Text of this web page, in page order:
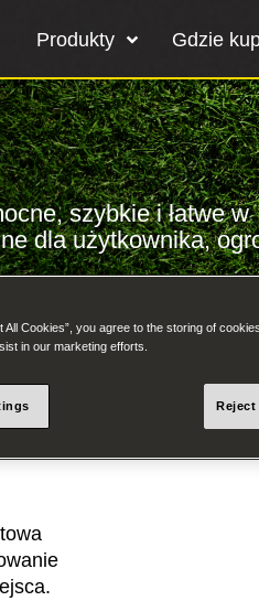
Produkty Gdzie
szybkie i łatwe w
dla użytkownika,
All Cookies”, you agree to the storing of
in our marketing efforts.
Reject